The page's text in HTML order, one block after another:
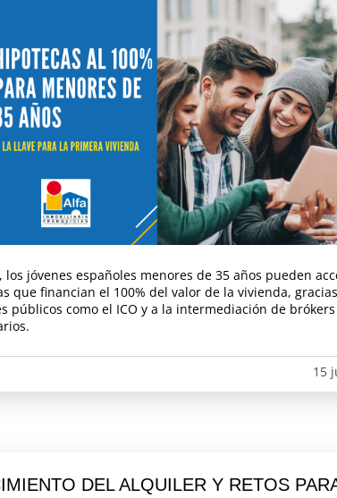
los jóvenes españoles menores de 35 años pueden
que financian el 100% del valor de la vivienda,
públicos como el ICO y a la intermediación de brókers
15
DEL ALQUILER Y RETOS